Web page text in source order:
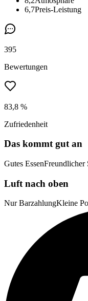
6,7Preis-Leistung
395
Bewertungen
83,8 %
Zufriedenheit
Das kommt gut an
Gutes EssenFreundlicher
Luft nach oben
Nur BarzahlungKleine